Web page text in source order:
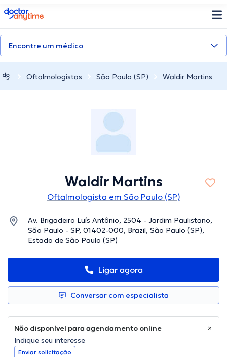
doctoranytime
Encontre um médico
Oftalmologistas São Paulo (SP) Waldir Martins
Waldir Martins
Oftalmologista em São Paulo (SP)
Av. Brigadeiro Luís Antônio, 2504 - Jardim Paulistano,
São Paulo - SP, 01402-000, Brazil, São Paulo (SP),
Estado de São Paulo (SP)
Ligar agora
Conversar com especialista
Não disponível para agendamento online
Indique seu interesse
Enviar solicitação